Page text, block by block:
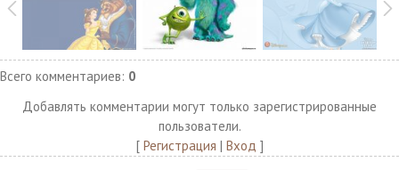
Всего комментариев: 0
Добавлять комментарии могут только зарегистрированные
пользователи.
[ Регистрация | Вход ]